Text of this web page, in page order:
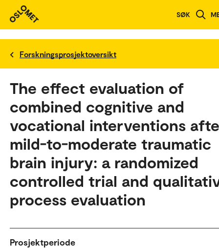
SØK
Forskningsprosjektoversikt
The effect evaluation of
combined cognitive and
vocational interventions
mild-to-moderate traumatic
brain injury: a randomized
controlled trial and
process evaluation
Prosjektperiode